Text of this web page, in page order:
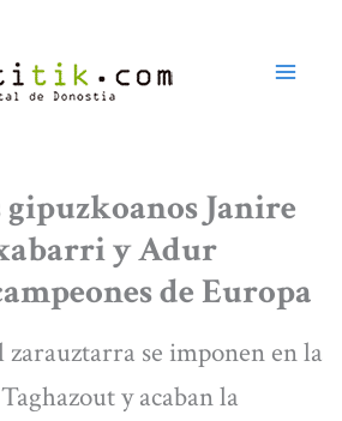
Janire
y Adur
de Europa
se imponen en la
y acaban la